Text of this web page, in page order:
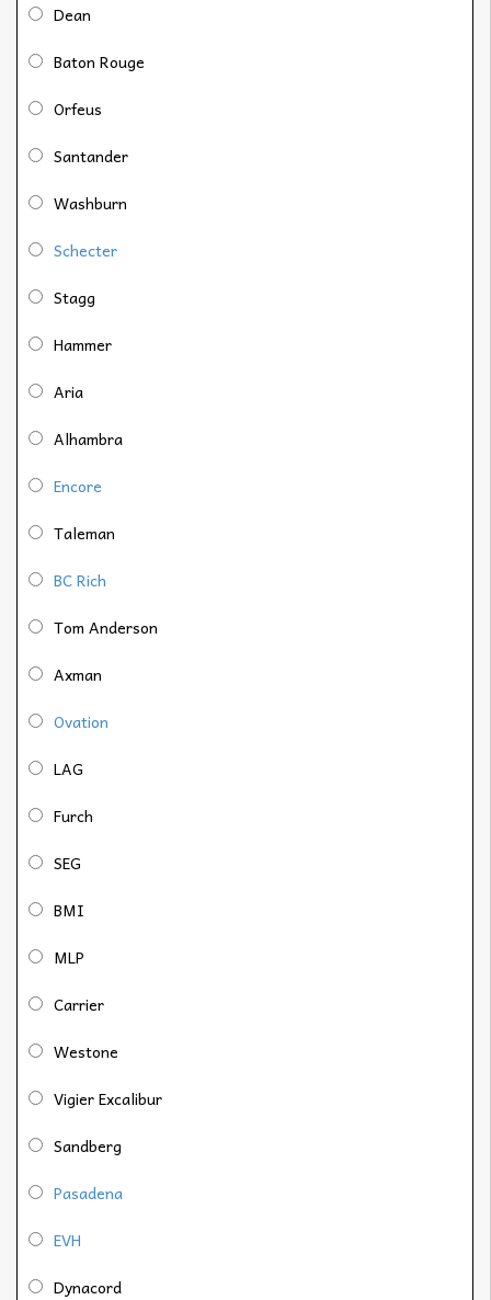
Dean
Baton Rouge
Orfeus
Santander
Washburn
Schecter
Stagg
Hammer
Aria
Alhambra
Encore
Taleman
BC Rich
Tom Anderson
Axman
Ovation
LAG
Furch
SEG
BMI
MLP
Carrier
Westone
Vigier Excalibur
Sandberg
Pasadena
EVH
Dynacord